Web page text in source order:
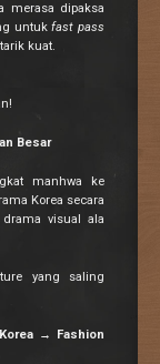
merasa dipaksa
untukfast pass
kuat.
Besar
manhwa ke
Korea secara
visual ala
yang saling
→
Fashion